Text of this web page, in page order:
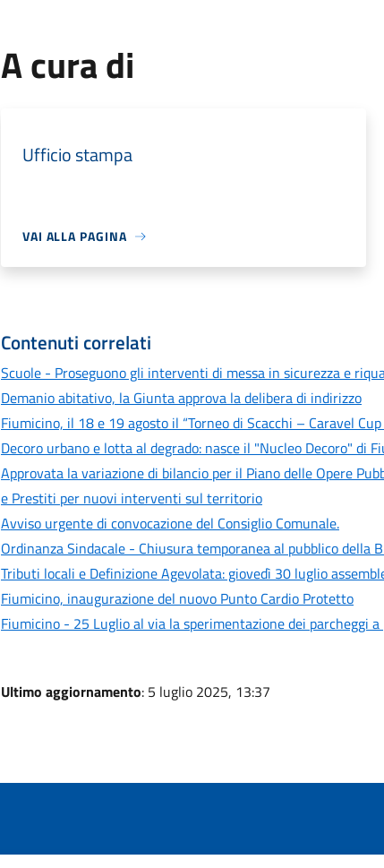
A cura di
Ufficio stampa
VAI ALLA PAGINA
Contenuti correlati
Scuole - Proseguono gli interventi di messa in sicurezza e
Demanio abitativo, la Giunta approva la delibera di indirizzo
Fiumicino, il 18 e 19 agosto il “Torneo di Scacchi – Caravel Cup
Decoro urbano e lotta al degrado: nasce il "Nucleo Decoro" di
Approvata la variazione di bilancio per il Piano delle Opere
e Prestiti per nuovi interventi sul territorio
Avviso urgente di convocazione del Consiglio Comunale.
Ordinanza Sindacale - Chiusura temporanea al pubblico della
Tributi locali e Definizione Agevolata: giovedì 30 luglio
Fiumicino, inaugurazione del nuovo Punto Cardio Protetto
Fiumicino - 25 Luglio al via la sperimentazione dei parcheggi a
Ultimo aggiornamento: 5 luglio 2025, 13:37